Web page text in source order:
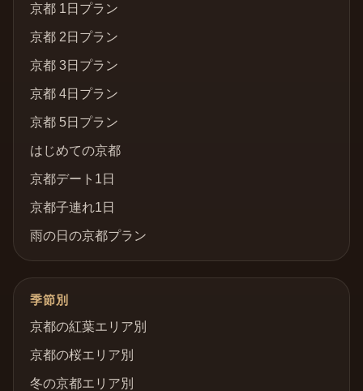
京都 1日プラン
京都 2日プラン
京都 3日プラン
京都 4日プラン
京都 5日プラン
はじめての京都
京都デート1日
京都子連れ1日
雨の日の京都プラン
季節別
京都の紅葉エリア別
京都の桜エリア別
冬の京都エリア別